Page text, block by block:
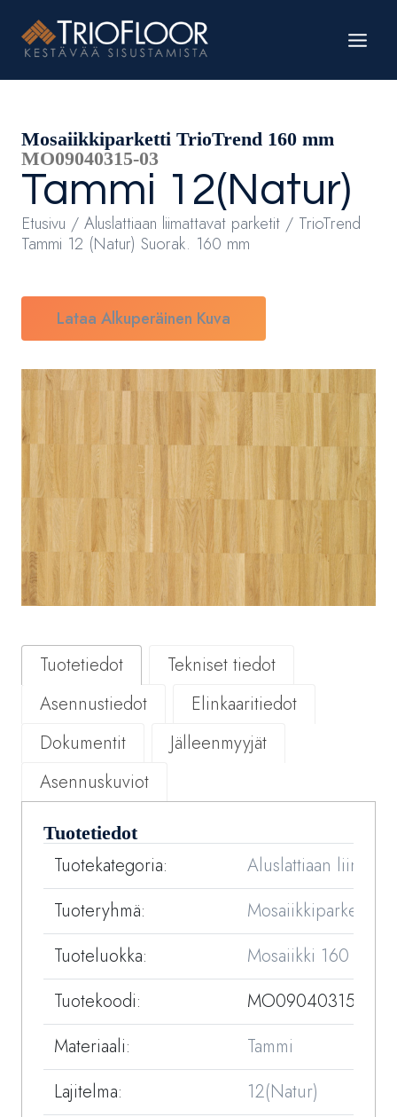
sisältöön
Mosaiikkiparketti TrioTrend 160 mm
MO09040315-03
Tammi 12(Natur)
Etusivu / Aluslattiaan liimattavat parketit / TrioTrend
Tammi 12 (Natur) Suorak. 160 mm
Lataa Alkuperäinen Kuva
Tuotetiedot
Tekniset tiedot
Asennustiedot
Elinkaaritiedot
Dokumentit
Jälleenmyyjät
Asennuskuviot
Tuotetiedot
Tuotekategoria:
Aluslattiaan
Tuoteryhmä:
Mosaiikkiparketit
Tuoteluokka:
Mosaiikki 160 mm
Tuotekoodi:
MO09040315-03
Materiaali:
Tammi
Lajitelma:
12(Natur)